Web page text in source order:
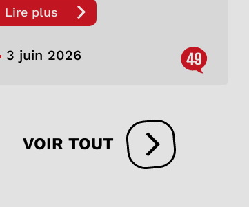
Lire plus
3 juin 2026 49
VOIR TOUT